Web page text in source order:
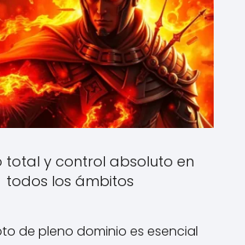
total y control absoluto en
todos los ámbitos
de pleno dominio es esencial